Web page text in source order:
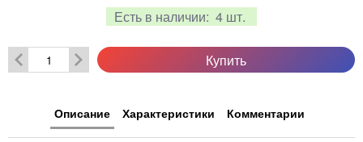
Есть в наличии: 4 шт.
Купить
Описание Характеристики Комментарии